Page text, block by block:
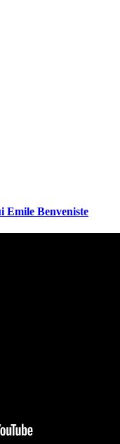
Emile Benveniste